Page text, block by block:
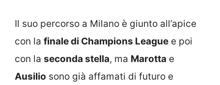
Il suo percorso a Milano è giunto all’apice
con la finale di Champions League e poi
con la seconda stella, ma Marotta e
Ausilio sono già affamati di futuro e